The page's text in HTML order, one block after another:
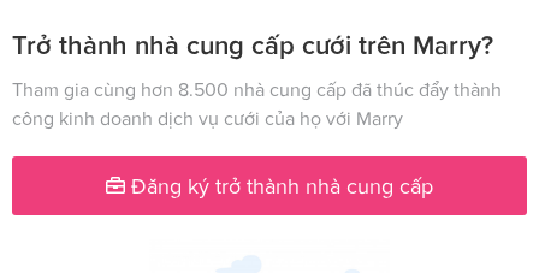
Trở thành nhà cung cấp cưới trên Marry?
Tham gia cùng hơn 8.500 nhà cung cấp đã thúc đẩy thành
công kinh doanh dịch vụ cưới của họ với Marry
Đăng ký trở thành nhà cung cấp